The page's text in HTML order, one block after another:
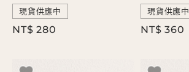
現貨供應中
NT$ 280
現貨供應中
NT$ 360